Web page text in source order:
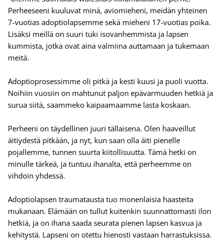
Perheeseeni kuuluvat minä, aviomieheni, meidän yhteinen
7-vuotias adoptiolapsemme sekä mieheni 17-vuotias poika.
Lisäksi meillä on suuri tuki isovanhemmista ja lapsen
kummista, jotka ovat aina valmiina auttamaan ja tukemaan
meitä.
Adoptioprosessimme oli pitkä ja kesti kuusi ja puoli vuotta.
Noihiin vuosiin on mahtunut paljon epävarmuuden hetkiä ja
surua siitä, saammeko kaipaamaamme lasta koskaan.
Perheeni on täydellinen juuri tällaisena. Olen haaveillut
äitiydestä pitkään, ja nyt, kun saan olla äiti pienelle
pojallemme, tunnen suurta kiitollisuutta. Tämä hetki on
minulle tärkeä, ja tuntuu ihanalta, että perheemme on
vihdoin yhdessä.
Adoptiolapsen traumatausta tuo monenlaisia haasteita
mukanaan. Elämään on tullut kuitenkin suunnattomasti ilon
hetkiä, ja on ihana saada seurata pienen lapsen kasvua ja
kehitystä. Lapseni on otettu hienosti vastaan harrastuksissa.